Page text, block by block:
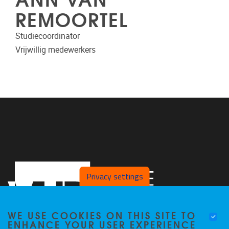
REMOORTEL
Studiecoordinator
Vrijwillig medewerkers
Privacy settings
WE USE COOKIES ON THIS SITE TO
ENHANCE YOUR USER EXPERIENCE